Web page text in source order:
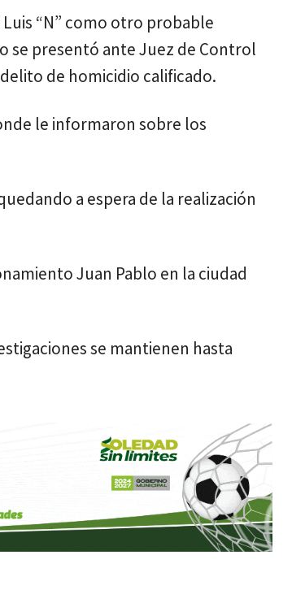
“N” como otro probable
se presentó ante Juez de Control
de homicidio calificado.
le informaron sobre los
a espera de la realización
Juan Pablo en la ciudad
se mantienen hasta